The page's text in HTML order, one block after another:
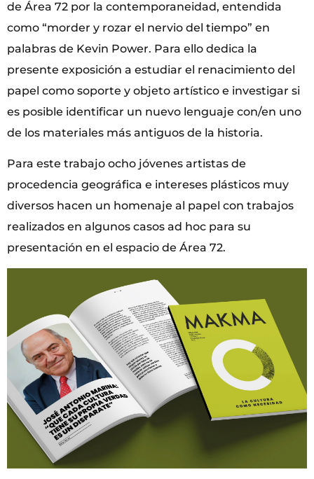
de Área 72 por la contemporaneidad, entendida
como “morder y rozar el nervio del tiempo” en
palabras de Kevin Power. Para ello dedica la
presente exposición a estudiar el renacimiento del
papel como soporte y objeto artístico e investigar si
es posible identificar un nuevo lenguaje con/en uno
de los materiales más antiguos de la historia.
Para este trabajo ocho jóvenes artistas de
procedencia geográfica e intereses plásticos muy
diversos hacen un homenaje al papel con trabajos
realizados en algunos casos ad hoc para su
presentación en el espacio de Área 72.